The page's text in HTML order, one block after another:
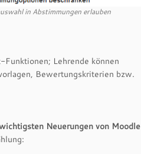
in Abstimmungen erlauben
Lehrende können
Bewertungskriterien bzw.
Neuerungen von Moodle